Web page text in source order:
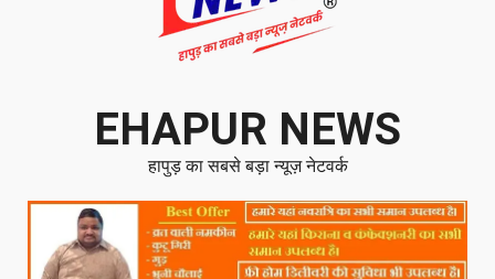
EHAPUR NEWS
हापुड़ का सबसे बड़ा न्यूज़ नेटवर्क